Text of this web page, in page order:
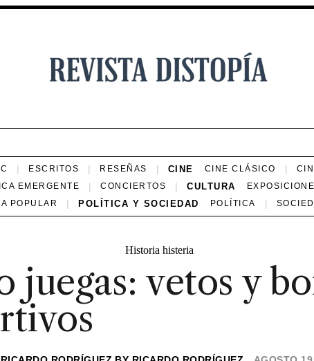
ESCRITOS RESEÑAS CINE CINE CLÁSICO
EMERGENTE CONCIERTOS CULTURA
POPULAR POLÍTICA Y SOCIEDAD POLÍTICA
Historia histeria
juegas: vetos y